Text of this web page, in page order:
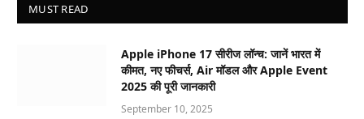
MUST READ
Apple iPhone 17 सीरीज लॉन्च: जानें भारत में
कीमत, नए फीचर्स, Air मॉडल और Apple Event
2025 की पूरी जानकारी
September 10, 2025